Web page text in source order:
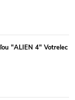
"ALIEN 4" Votrelec